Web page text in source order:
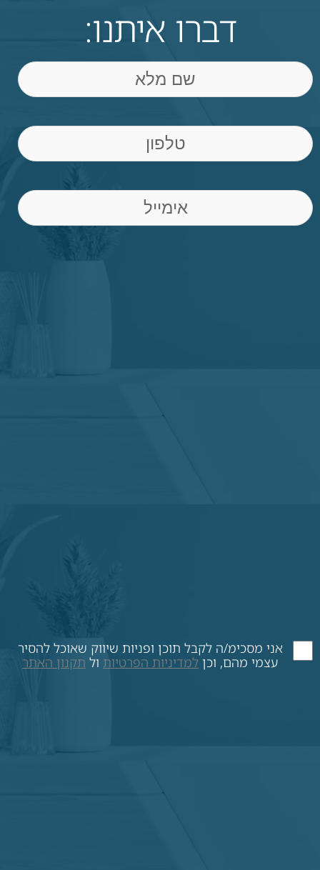
דברו איתנו:
שם
Phone
Email
אני מסכימ/ה לקבל תוכן ופניות שיווק שאוכל להסיר
עצמי מהם, וכן למדיניות הפרטיות ול תקנון האתר